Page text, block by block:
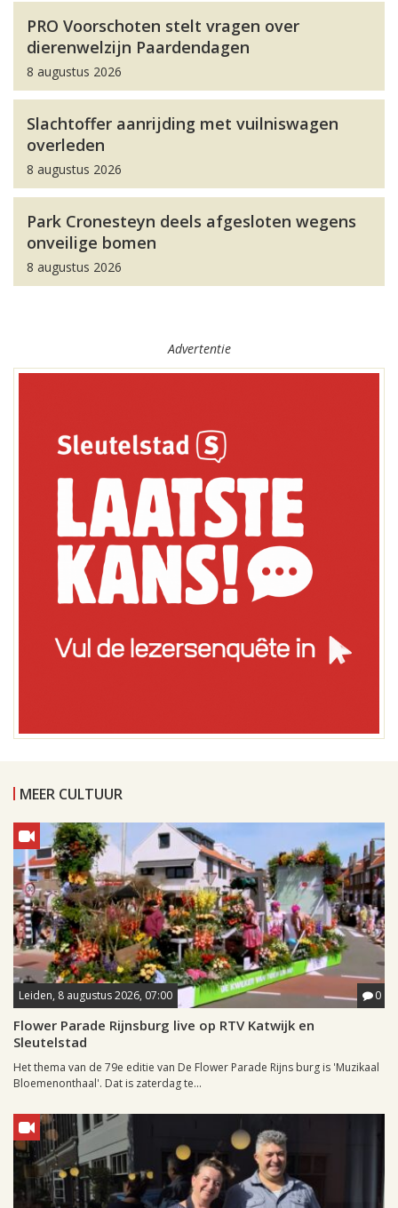
PRO Voorschoten stelt vragen over
dierenwelzijn Paardendagen
8 augustus 2026
Slachtoffer aanrijding met vuilniswagen
overleden
8 augustus 2026
Park Cronesteyn deels afgesloten wegens
onveilige bomen
8 augustus 2026
Advertentie
MEER CULTUUR
Leiden, 8 augustus 2026, 07:00 0
Flower Parade Rijnsburg live op RTV Katwijk en
Sleutelstad
Het thema van de 79e editie van De Flower Parade Rijns burg is 'Muzikaal
Bloemenonthaal'. Dat is zaterdag te...